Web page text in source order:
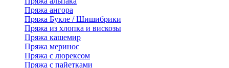
Пряжа ангора
Пряжа Букле / Шишибрики
Пряжа из хлопка и вискозы
Пряжа кашемир
Пряжа меринос
Пряжа с люрексом
Пряжа с пайетками